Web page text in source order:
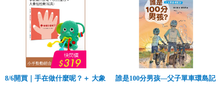
8/6開買｜手在做什麼呢？＋ 大象拉拉樂(玩具)誰是100分男孩—父子單車環島記